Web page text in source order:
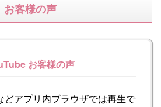
お客様の声
お客様の声
どアプリ内ブラウザでは再生で